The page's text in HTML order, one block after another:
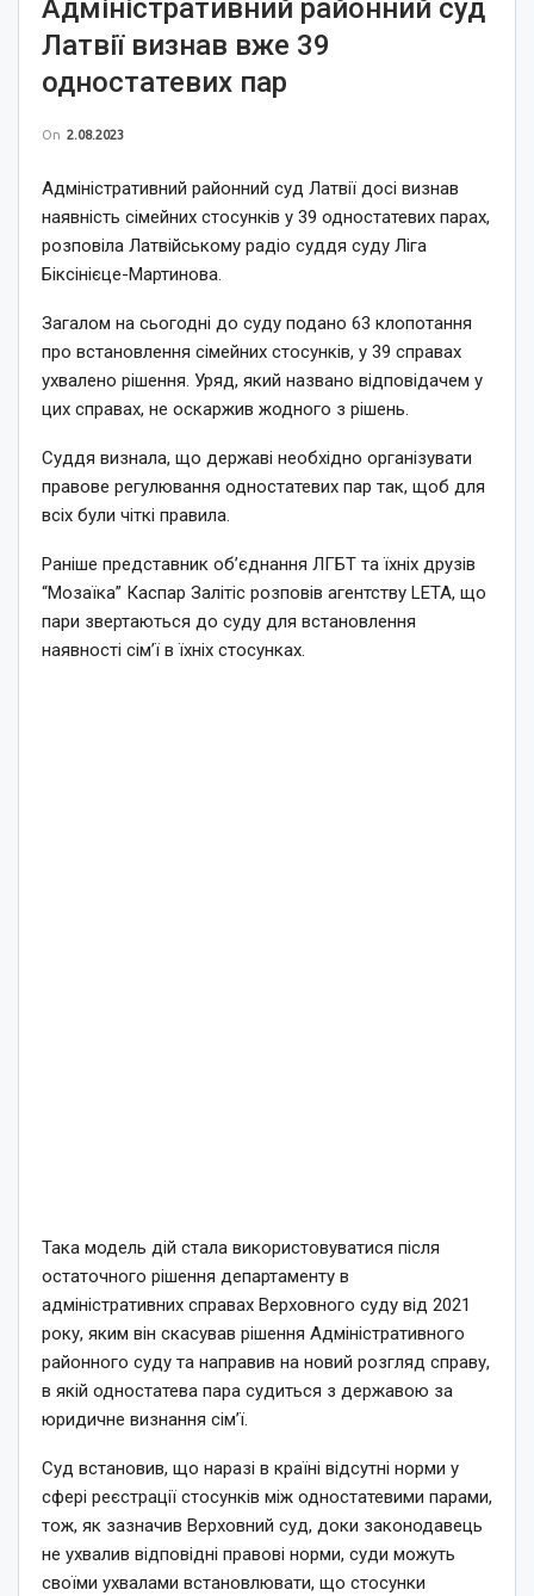
Адміністративний районний суд
Латвії визнав вже 39
одностатевих пар
On 2.08.2023
Адміністративний районний суд Латвії досі визнав
наявність сімейних стосунків у 39 одностатевих парах,
розповіла Латвійському радіо суддя суду Ліга
Біксінієце-Мартинова.
Загалом на сьогодні до суду подано 63 клопотання
про встановлення сімейних стосунків, у 39 справах
ухвалено рішення. Уряд, який названо відповідачем у
цих справах, не оскаржив жодного з рішень.
Суддя визнала, що державі необхідно організувати
правове регулювання одностатевих пар так, щоб для
всіх були чіткі правила.
Раніше представник об’єднання ЛГБТ та їхніх друзів
“Мозаїка” Каспар Залітіс розповів агентству LETA, що
пари звертаються до суду для встановлення
наявності сім’ї в їхніх стосунках.
Така модель дій стала використовуватися після
остаточного рішення департаменту в
адміністративних справах Верховного суду від 2021
року, яким він скасував рішення Адміністративного
районного суду та направив на новий розгляд справу,
в якій одностатева пара судиться з державою за
юридичне визнання сім’ї.
Суд встановив, що наразі в країні відсутні норми у
сфері реєстрації стосунків між одностатевими парами,
тож, як зазначив Верховний суд, доки законодавець
не ухвалив відповідні правові норми, суди можуть
своїми ухвалами встановлювати, що стосунки